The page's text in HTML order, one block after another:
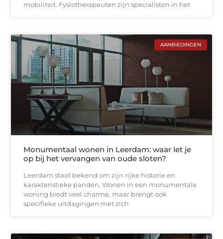
mobiliteit. Fysiotherapeuten zijn specialisten in het
AANBIEDINGEN
Monumentaal wonen in Leerdam: waar let je
op bij het vervangen van oude sloten?
Leerdam staat bekend om zijn rijke historie en
karakteristieke panden. Wonen in een monumentale
woning biedt veel charme, maar brengt ook
specifieke uitdagingen met zich